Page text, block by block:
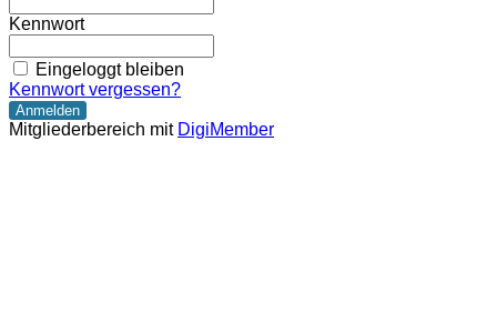
Kennwort
Eingeloggt bleiben
Kennwort vergessen?
Mitgliederbereich mit DigiMember